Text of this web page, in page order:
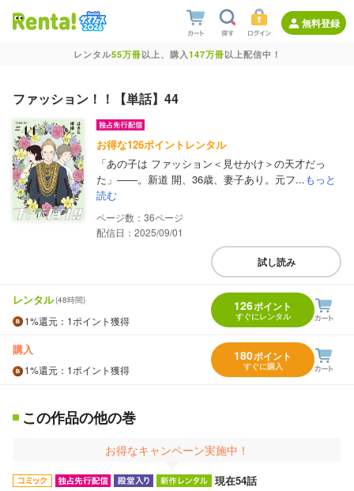
無料登録
レンタル55万冊以上、購入147万冊以上配信中！
ファッション！！【単話】44
お得な126ポイントレンタル
「あの子は ファッション＜見せかけ＞の天才だっ
た」――。新道 開、36歳、妻子あり。元フ...もっと
読む
36
配信日：2025/09/01
試し読み
レンタル(48時間)
1%還元 ：1ポイント獲得
126ポイント
すぐにレンタル
購入
1%還元 ：1ポイント獲得
180ポイント
すぐに購入
この作品の他の巻
お得なキャンペーン実施中！
現在54話